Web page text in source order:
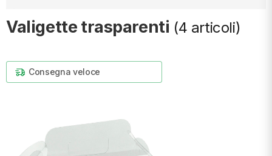
Valigette trasparenti (4 articoli)
Consegna veloce